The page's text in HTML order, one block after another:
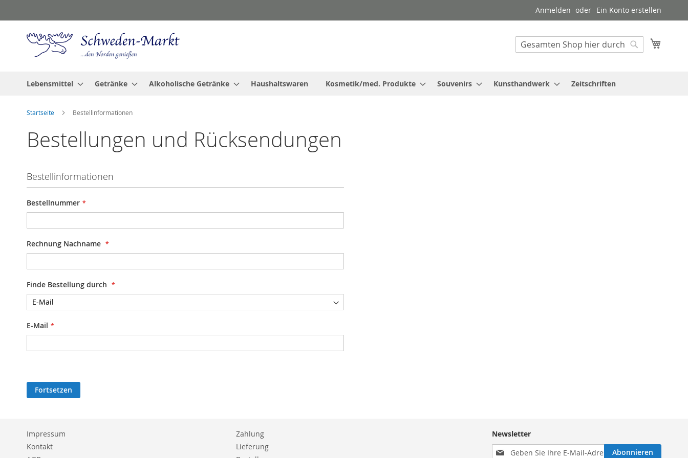
Inhalt
Anmelden Ein Konto erstellen
Suche
Lebensmittel Getränke Alkoholische Getränke Haushaltswaren Kosmetik/med. Produkte Souvenirs Kunsthandwerk Zeitschriften
Startseite Bestellinformationen
Bestellungen und Rücksendungen
Bestellinformationen
Bestellnummer
Rechnung Nachname
Finde Bestellung durch
E-Mail
Fortsetzen
Impressum
Kontakt
Zahlung
Lieferung
Newsletter
Melden
Abonnieren